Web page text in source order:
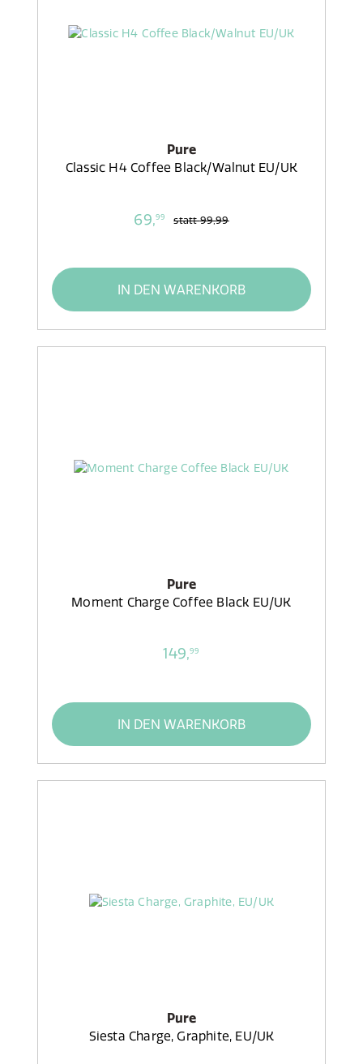
Pure
Classic H4 Coffee Black/Walnut EU/UK
69,99 statt99,99
IN DEN WARENKORB
Pure
Moment Charge Coffee Black EU/UK
149,99
IN DEN WARENKORB
Pure
Siesta Charge, Graphite, EU/UK